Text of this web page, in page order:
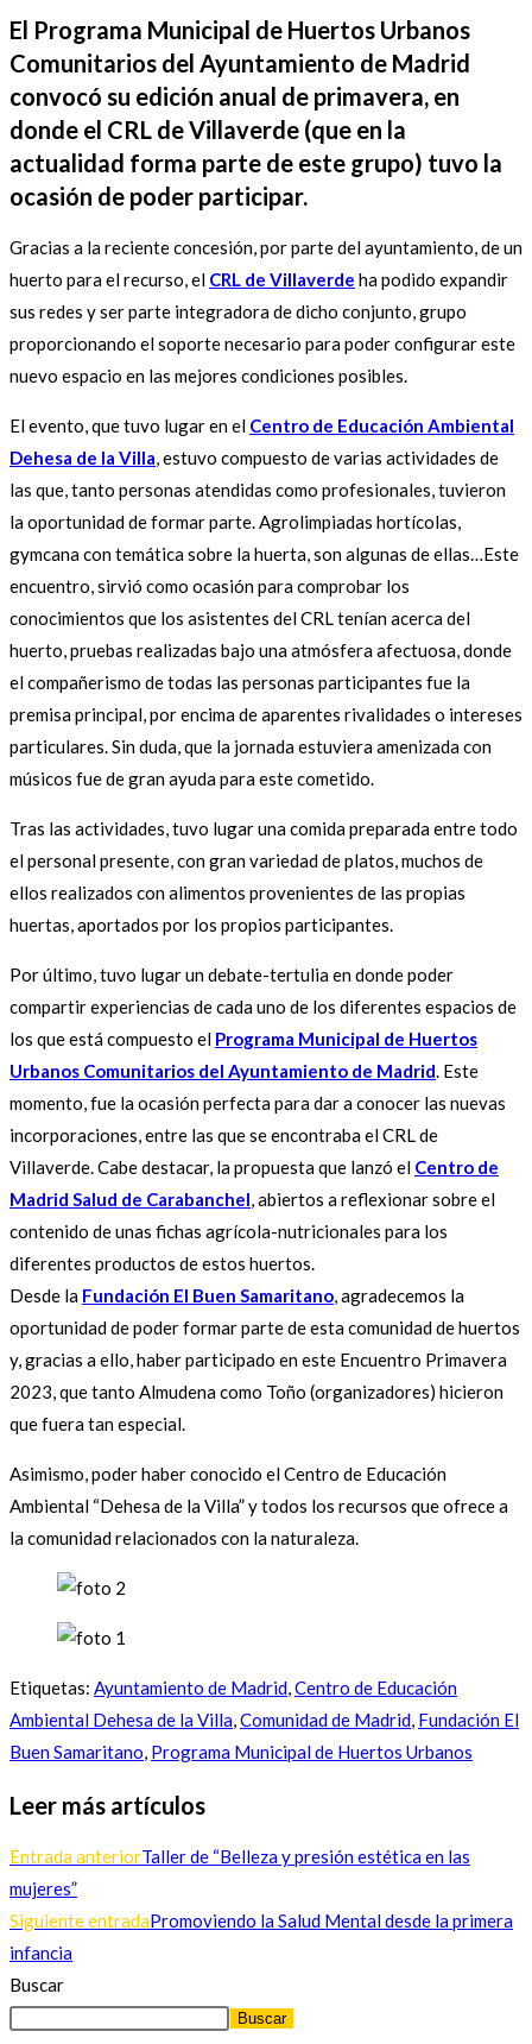
El Programa Municipal de Huertos Urbanos
Comunitarios del Ayuntamiento de Madrid
convocó su edición anual de primavera, en
donde el CRL de Villaverde (que en la
actualidad forma parte de este grupo) tuvo la
ocasión de poder participar.
Gracias a la reciente concesión, por parte del ayuntamiento, de un
huerto para el recurso, el CRL de Villaverde ha podido expandir
sus redes y ser parte integradora de dicho conjunto, grupo
proporcionando el soporte necesario para poder configurar este
nuevo espacio en las mejores condiciones posibles.
El evento, que tuvo lugar en el Centro de Educación Ambiental
Dehesa de la Villa, estuvo compuesto de varias actividades de
las que, tanto personas atendidas como profesionales, tuvieron
la oportunidad de formar parte. Agrolimpiadas hortícolas,
gymcana con temática sobre la huerta, son algunas de ellas…Este
encuentro, sirvió como ocasión para comprobar los
conocimientos que los asistentes del CRL tenían acerca del
huerto, pruebas realizadas bajo una atmósfera afectuosa, donde
el compañerismo de todas las personas participantes fue la
premisa principal, por encima de aparentes rivalidades o intereses
particulares. Sin duda, que la jornada estuviera amenizada con
músicos fue de gran ayuda para este cometido.
Tras las actividades, tuvo lugar una comida preparada entre todo
el personal presente, con gran variedad de platos, muchos de
ellos realizados con alimentos provenientes de las propias
huertas, aportados por los propios participantes.
Por último, tuvo lugar un debate-tertulia en donde poder
compartir experiencias de cada uno de los diferentes espacios de
los que está compuesto el Programa Municipal de Huertos
Urbanos Comunitarios del Ayuntamiento de Madrid. Este
momento, fue la ocasión perfecta para dar a conocer las nuevas
incorporaciones, entre las que se encontraba el CRL de
Villaverde. Cabe destacar, la propuesta que lanzó el Centro de
Madrid Salud de Carabanchel, abiertos a reflexionar sobre el
contenido de unas fichas agrícola-nutricionales para los
diferentes productos de estos huertos.
Desde la Fundación El Buen Samaritano, agradecemos la
oportunidad de poder formar parte de esta comunidad de huertos
y, gracias a ello, haber participado en este Encuentro Primavera
2023, que tanto Almudena como Toño (organizadores) hicieron
que fuera tan especial.
Asimismo, poder haber conocido el Centro de Educación
Ambiental “Dehesa de la Villa” y todos los recursos que ofrece a
la comunidad relacionados con la naturaleza.
Etiquetas: Ayuntamiento de Madrid,Centro de Educación
Ambiental Dehesa de la Villa,Comunidad de Madrid, Fundación El
Buen Samaritano, Programa Municipal de Huertos Urbanos
Leer más artículos
Entrada anteriorTaller de “Belleza y presión estética en las
mujeres”
Siguiente entradaPromoviendo la Salud Mental desde la primera
infancia
Buscar
Buscar